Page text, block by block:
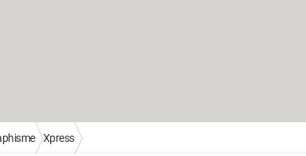
Xpress